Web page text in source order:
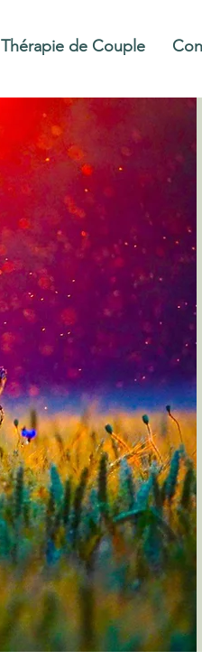
Thérapie de Couple